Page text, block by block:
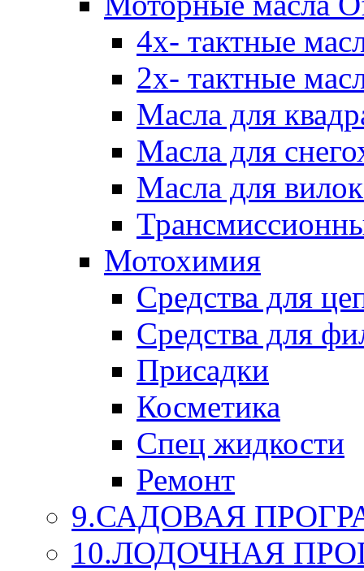
4х- тактные
2х- тактные
Масла для
Масла для
Масла для
Мотохимия
Средства для
Средства для
Присадки
Косметика
Спец жидкости
Ремонт
9.САДОВАЯ
10.ЛОДОЧНАЯ